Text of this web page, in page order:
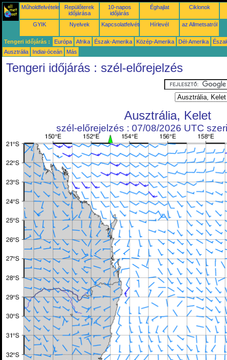
Műholdfelvételek
Repülőterek
időjárása
10-napos
időjárás
Éghajlat Ciklonok
GYIK Nyelvek Kapcsolatfelvétel Hírlevél az Allmetsatról
Tengeri időjárás : Európa Afrika Észak-Amerika Közép-Amerika Dél-Amerika
Ausztrália
Indiai-óceán Más
Tengeri időjárás : szél-előrejelzés
Ausztrália, Kelet
szél-előrejelzés : 07/08/2026 UTC